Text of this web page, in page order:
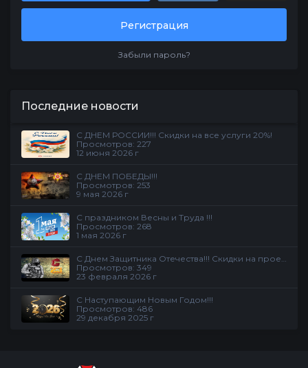
Регистрация
Забыли пароль?
Последние новости
С ДНЕМ РОССИИ!!! Скидки на все услуги 20%!
Просмотров: 227
12 июня 2026 г
С ДНЕМ ПОБЕДЫ!!!
Просмотров: 253
9 мая 2026 г
С праздником Весны и Труда !!!
Просмотров: 268
1 мая 2026 г
С Днем Защитника Отечества!!! Скидки на проекте
Просмотров: 349
23 февраля 2026 г
С Наступающим Новым Годом!!!
Просмотров: 486
29 декабря 2025 г